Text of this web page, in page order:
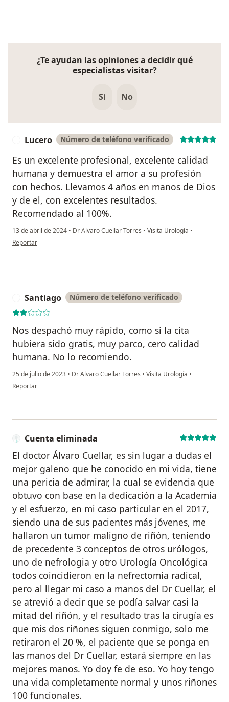
¿Te ayudan las opiniones a decidir qué
especialistas visitar?
Si No
Lucero Número de teléfono verificado
Es un excelente profesional, excelente calidad
humana y demuestra el amor a su profesión
con hechos. Llevamos 4 años en manos de Dios
y de el, con excelentes resultados.
Recomendado al 100%.
13 de abril de 2024 • Dr Alvaro Cuellar Torres • Visita Urología •
en opinión del usuario Lucero
Reportar
Santiago Número de teléfono verificado
Nos despachó muy rápido, como si la cita
hubiera sido gratis, muy parco, cero calidad
humana. No lo recomiendo.
25 de julio de 2023 • Dr Alvaro Cuellar Torres • Visita Urología •
en opinión del usuario Santiago
Reportar
Cuenta eliminada
El doctor Álvaro Cuellar, es sin lugar a dudas el
mejor galeno que he conocido en mi vida, tiene
una pericia de admirar, la cual se evidencia que
obtuvo con base en la dedicación a la Academia
y el esfuerzo, en mi caso particular en el 2017,
siendo una de sus pacientes más jóvenes, me
hallaron un tumor maligno de riñón, teniendo
de precedente 3 conceptos de otros urólogos,
uno de nefrologia y otro Urología Oncológica
todos coincidieron en la nefrectomia radical,
pero al llegar mi caso a manos del Dr Cuellar, el
se atrevió a decir que se podía salvar casi la
mitad del riñón, y el resultado tras la cirugía es
que mis dos riñones siguen conmigo, solo me
retiraron el 20 %, el paciente que se ponga en
las manos del Dr Cuellar, estará siempre en las
mejores manos. Yo doy fe de eso. Yo hoy tengo
una vida completamente normal y unos riñones
100 funcionales.